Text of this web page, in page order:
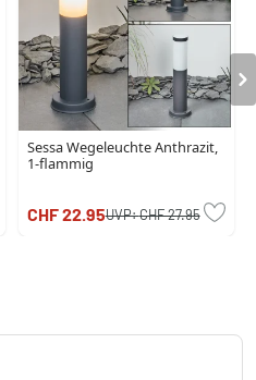
Sessa Wegeleuchte Anthrazit,
1-flammig
CHF 22.95UVP:CHF 27.95